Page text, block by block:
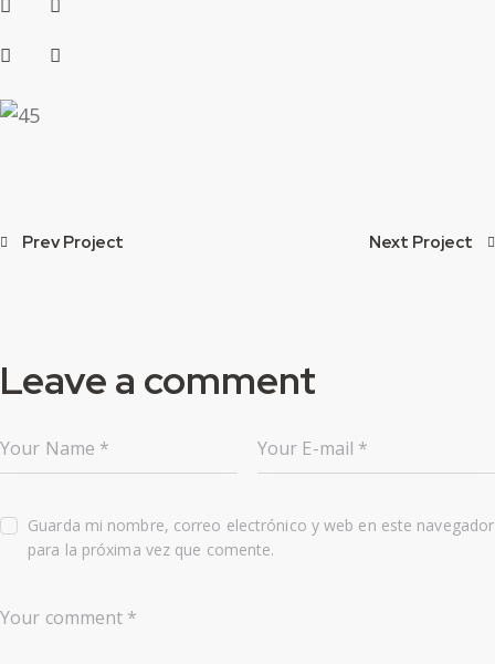
Prev Project Next Project
Leave a comment
Guarda mi nombre, correo electrónico y web en este navegador
para la próxima vez que comente.